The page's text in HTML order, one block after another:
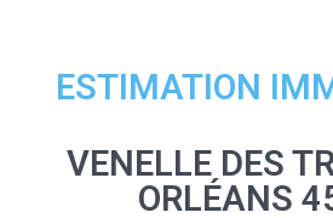
ESTIMATION
VENELLE DES
ORLÉANS